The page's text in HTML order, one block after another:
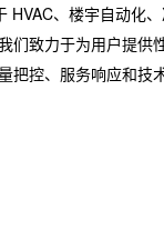
、楼宇自动化
致力于为用户提
控、服务响应和